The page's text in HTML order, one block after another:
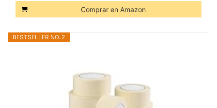
Comprar en Amazon
BESTSELLER NO. 2